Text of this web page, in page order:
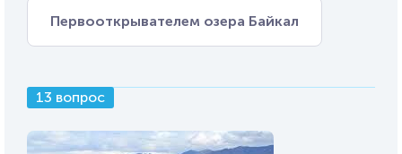
Первооткрывателем озера Байкал
13 вопрос